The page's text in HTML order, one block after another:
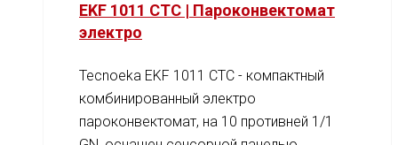
EKF 1011 CTC | Пароконвектомат
электро
Tecnoeka EKF 1011 CTC - компактный
комбинированный электро
пароконвектомат, на 10 противней 1/1